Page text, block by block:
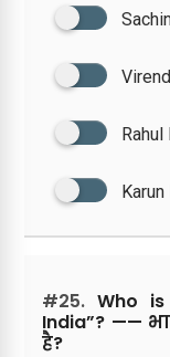
Rahul
#25. Who
India”? ——
है?